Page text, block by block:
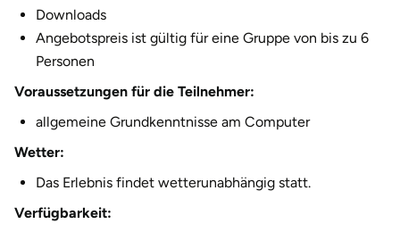
Downloads
Angebotspreis ist gültig für eine Gruppe von bis zu 6
Personen
Voraussetzungen für die Teilnehmer:
allgemeine Grundkenntnisse am Computer
Wetter:
Das Erlebnis findet wetterunabhängig statt.
Verfügbarkeit:
Essen
Flensburg
Frankfurt am Main
Freiberg
Freiburg